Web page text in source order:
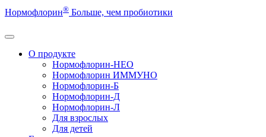
Нормофлорин® Больше, чем пробиотики
О продукте
Нормофлорин-НЕО
Нормофлорин ИММУНО
Нормофлорин-Б
Нормофлорин-Д
Нормофлорин-Л
Для взрослых
Для детей